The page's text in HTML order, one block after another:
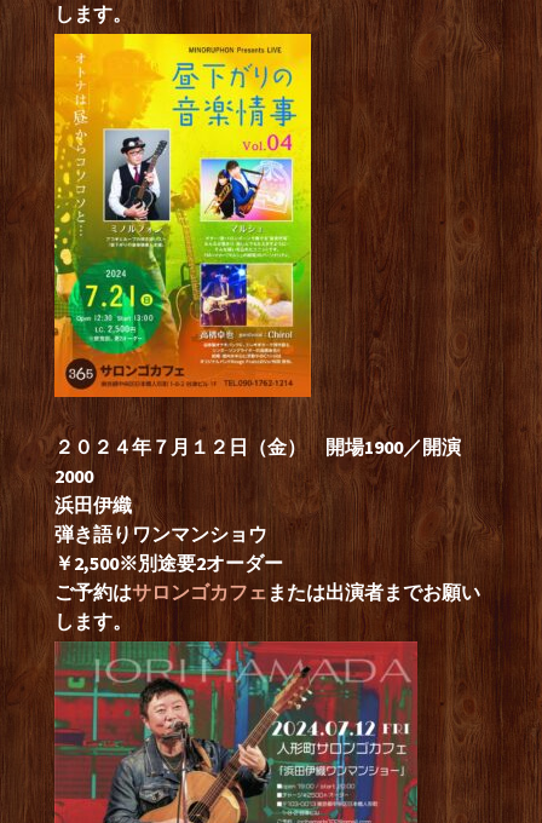
します。
２０２４年７月１２日（金） 開場1900／開演
2000
浜田伊織
弾き語りワンマンショウ
￥2,500※別途要2オーダー
ご予約はサロンゴカフェ または出演者までお願い
します。